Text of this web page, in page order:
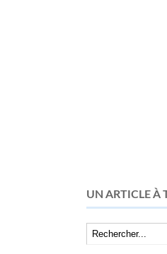
UN ARTICLE À